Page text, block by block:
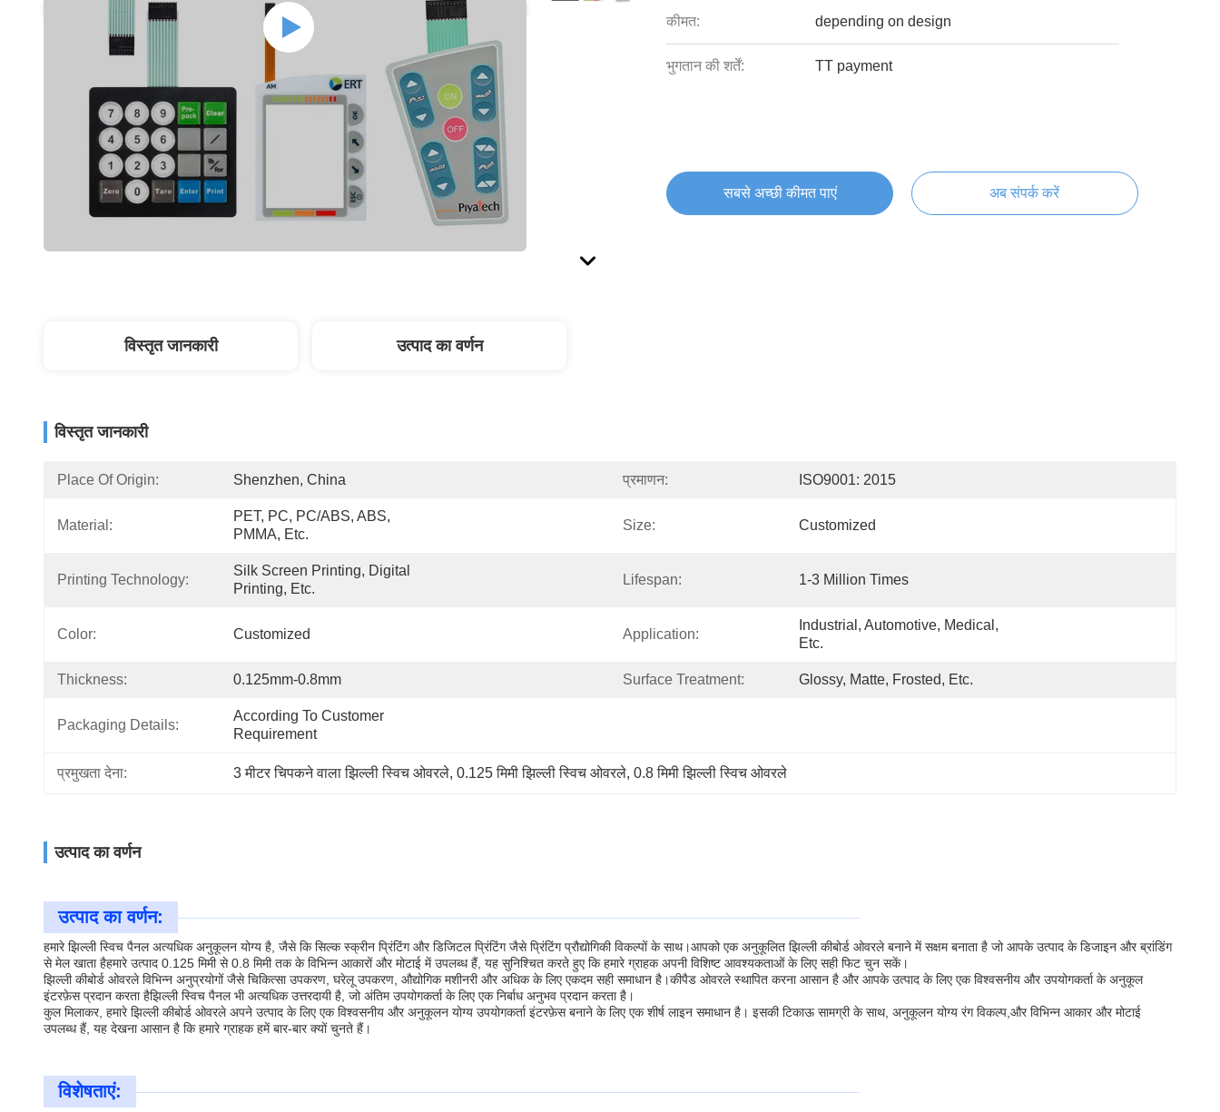
कीमत: depending on design
भुगतान की शर्तें: TT payment
सबसे अच्छी कीमत पाएं अब संपर्क करें
विस्तृत जानकारी उत्पाद का वर्णन
विस्तृत जानकारी
Place Of Origin: Shenzhen, China प्रमाणन: ISO9001: 2015
Material:
PET, PC, PC/ABS, ABS,
PMMA, Etc.
Size: Customized
Printing Technology:
Silk Screen Printing, Digital
Printing, Etc.
Lifespan: 1-3 Million Times
Color: Customized Application:
Industrial, Automotive, Medical,
Etc.
Thickness: 0.125mm-0.8mm Surface Treatment: Glossy, Matte, Frosted, Etc.
Packaging Details:
According To Customer
Requirement
प्रमुखता देना: 3 मीटर चिपकने वाला झिल्ली स्विच ओवरले, 0.125 मिमी झिल्ली स्विच ओवरले, 0.8 मिमी झिल्ली स्विच ओवरले
उत्पाद का वर्णन
उत्पाद का वर्णन:
हमारे झिल्ली स्विच पैनल अत्यधिक अनुकूलन योग्य है, जैसे कि सिल्क स्क्रीन प्रिंटिंग और डिजिटल प्रिंटिंग जैसे प्रिंटिंग प्रौद्योगिकी विकल्पों के साथ।आपको एक अनुकूलित झिल्ली कीबोर्ड ओवरले बनाने में सक्षम बनाता है जो आपके उत्पाद के डिजाइन और ब्रांडिंग
से मेल खाता हैहमारे उत्पाद 0.125 मिमी से 0.8 मिमी तक के विभिन्न आकारों और मोटाई में उपलब्ध हैं, यह सुनिश्चित करते हुए कि हमारे ग्राहक अपनी विशिष्ट आवश्यकताओं के लिए सही फिट चुन सकें।
झिल्ली कीबोर्ड ओवरले विभिन्न अनुप्रयोगों जैसे चिकित्सा उपकरण, घरेलू उपकरण, औद्योगिक मशीनरी और अधिक के लिए एकदम सही समाधान है।कीपैड ओवरले स्थापित करना आसान है और आपके उत्पाद के लिए एक विश्वसनीय और उपयोगकर्ता के अनुकूल
इंटरफ़ेस प्रदान करता हैझिल्ली स्विच पैनल भी अत्यधिक उत्तरदायी है, जो अंतिम उपयोगकर्ता के लिए एक निर्बाध अनुभव प्रदान करता है।
कुल मिलाकर, हमारे झिल्ली कीबोर्ड ओवरले अपने उत्पाद के लिए एक विश्वसनीय और अनुकूलन योग्य उपयोगकर्ता इंटरफ़ेस बनाने के लिए एक शीर्ष लाइन समाधान है। इसकी टिकाऊ सामग्री के साथ, अनुकूलन योग्य रंग विकल्प,और विभिन्न आकार और मोटाई
उपलब्ध हैं, यह देखना आसान है कि हमारे ग्राहक हमें बार-बार क्यों चुनते हैं।
विशेषताएं: